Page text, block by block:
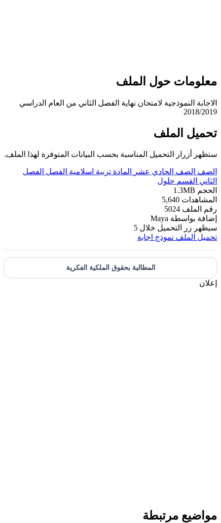
حول الملف
النموذجية لامتحان نهاية الفصل الثاني من العام الدراسي
2018/
الملف
أزرار التحميل المناسبة بحسب البيانات المتوفرة لهذا الملف.
الصف الحادي عشر المادة تربية اسلامية الفصل الفصل
القسم حلول
1.3MB
5,640
الملف 5024
بواسطة Maya
زر التحميل خلال 5
الملف نموذج اجابة
المطالبة بحقوق الملكية الفكرية
مرتبطة